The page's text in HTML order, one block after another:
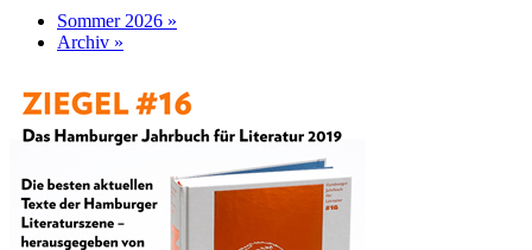
Sommer 2026 »
Archiv »